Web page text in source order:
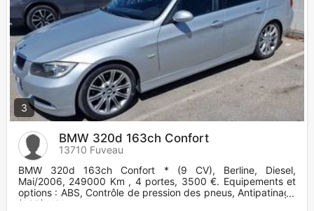
3
BMW 320d 163ch Confort
13710 Fuveau
BMW 320d 163ch Confort * (9 CV), Berline, Diesel,
Mai/2006, 249000 Km , 4 portes, 3500 €. Equipements et
options : ABS, Contrôle de pression des pneus, Antipatinage
(ASR), Airbag